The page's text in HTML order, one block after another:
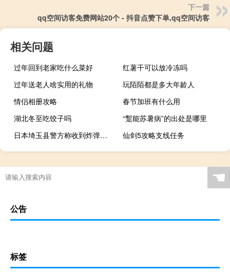
下一篇
qq空间访客免费网站20个 - 抖音点赞下单,qq空间访客
相关问题
过年回到老家吃什么菜好
红薯干可以放冷冻吗
过年送老人啥实用的礼物
玩陌陌都是多大年龄人
情侣相册攻略
春节加班有什么用
湖北冬至吃饺子吗
“蹔能苏暑病”的出处是哪里
日本埼玉县警方称收到炸弹威胁 有人计划在铁路高崎线上制造爆炸
仙剑5攻略支线任务
☚
公告
标签